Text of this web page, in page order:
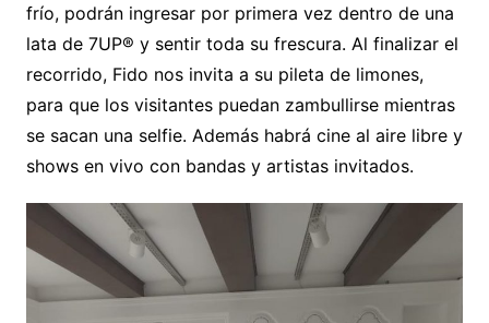
frío, podrán ingresar por primera vez dentro de una
lata de 7UP® y sentir toda su frescura. Al finalizar el
recorrido, Fido nos invita a su pileta de limones,
para que los visitantes puedan zambullirse mientras
se sacan una selfie. Además habrá cine al aire libre y
shows en vivo con bandas y artistas invitados.